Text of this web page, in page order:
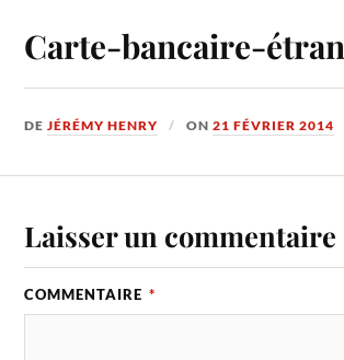
Carte-bancaire-
DEJÉRÉMY HENRY ON21 FÉVRIER 2014
Laisser un commentaire
COMMENTAIRE *